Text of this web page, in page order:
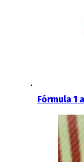
Fórmula 1